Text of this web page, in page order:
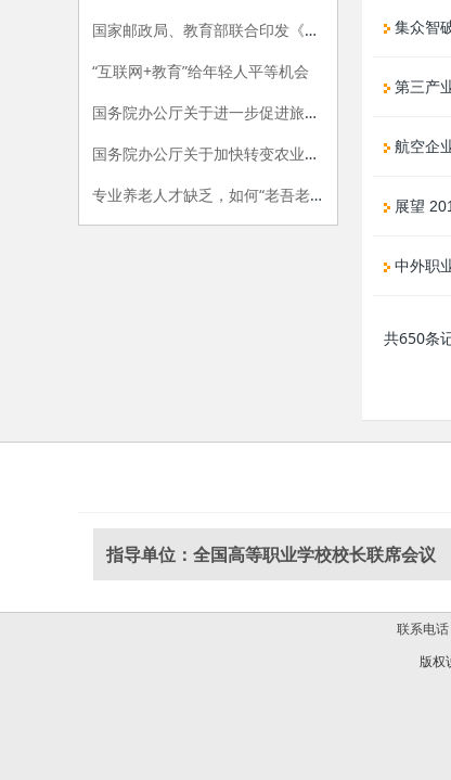
国家邮政局、教育部联合印发《关于加快发展邮政行业职业教育的指导意见》
“互联网+教育”给年轻人平等机会
国务院办公厅关于进一步促进旅游投资和消费的若干意见
国务院办公厅关于加快转变农业发展方式的意见
专业养老人才缺乏，如何“老吾老”？
集众智
第三产
航空企
展望
中外职
共650条
指导单位：全国高等职业学校校长联席会议
联系电
版权